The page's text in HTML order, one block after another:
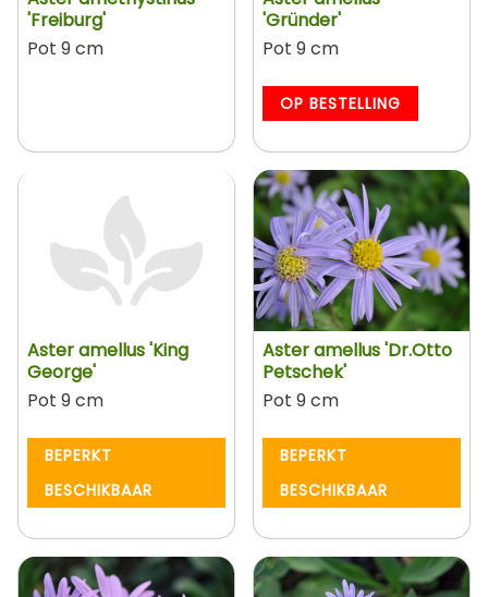
'Freiburg'
Pot 9 cm
'Gründer'
Pot 9 cm
OP BESTELLING
Aster amellus 'King
George'
Pot 9 cm
BEPERKT
BESCHIKBAAR
Aster amellus 'Dr.Otto
Petschek'
Pot 9 cm
BEPERKT
BESCHIKBAAR